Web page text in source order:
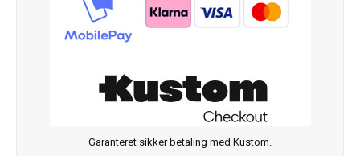
Garanteret sikker betaling med Kustom.